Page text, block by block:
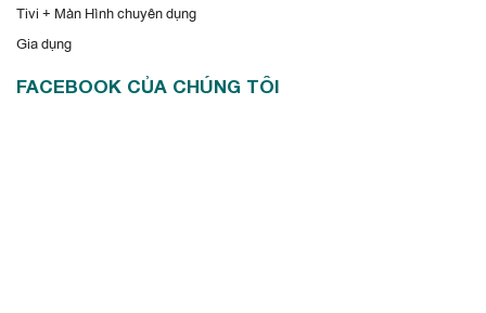
Tivi + Màn Hình chuyên dụng
Gia dụng
FACEBOOK CỦA CHÚNG TÔI